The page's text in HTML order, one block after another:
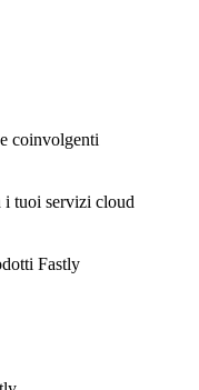
coinvolgenti
i tuoi servizi cloud
Fastly